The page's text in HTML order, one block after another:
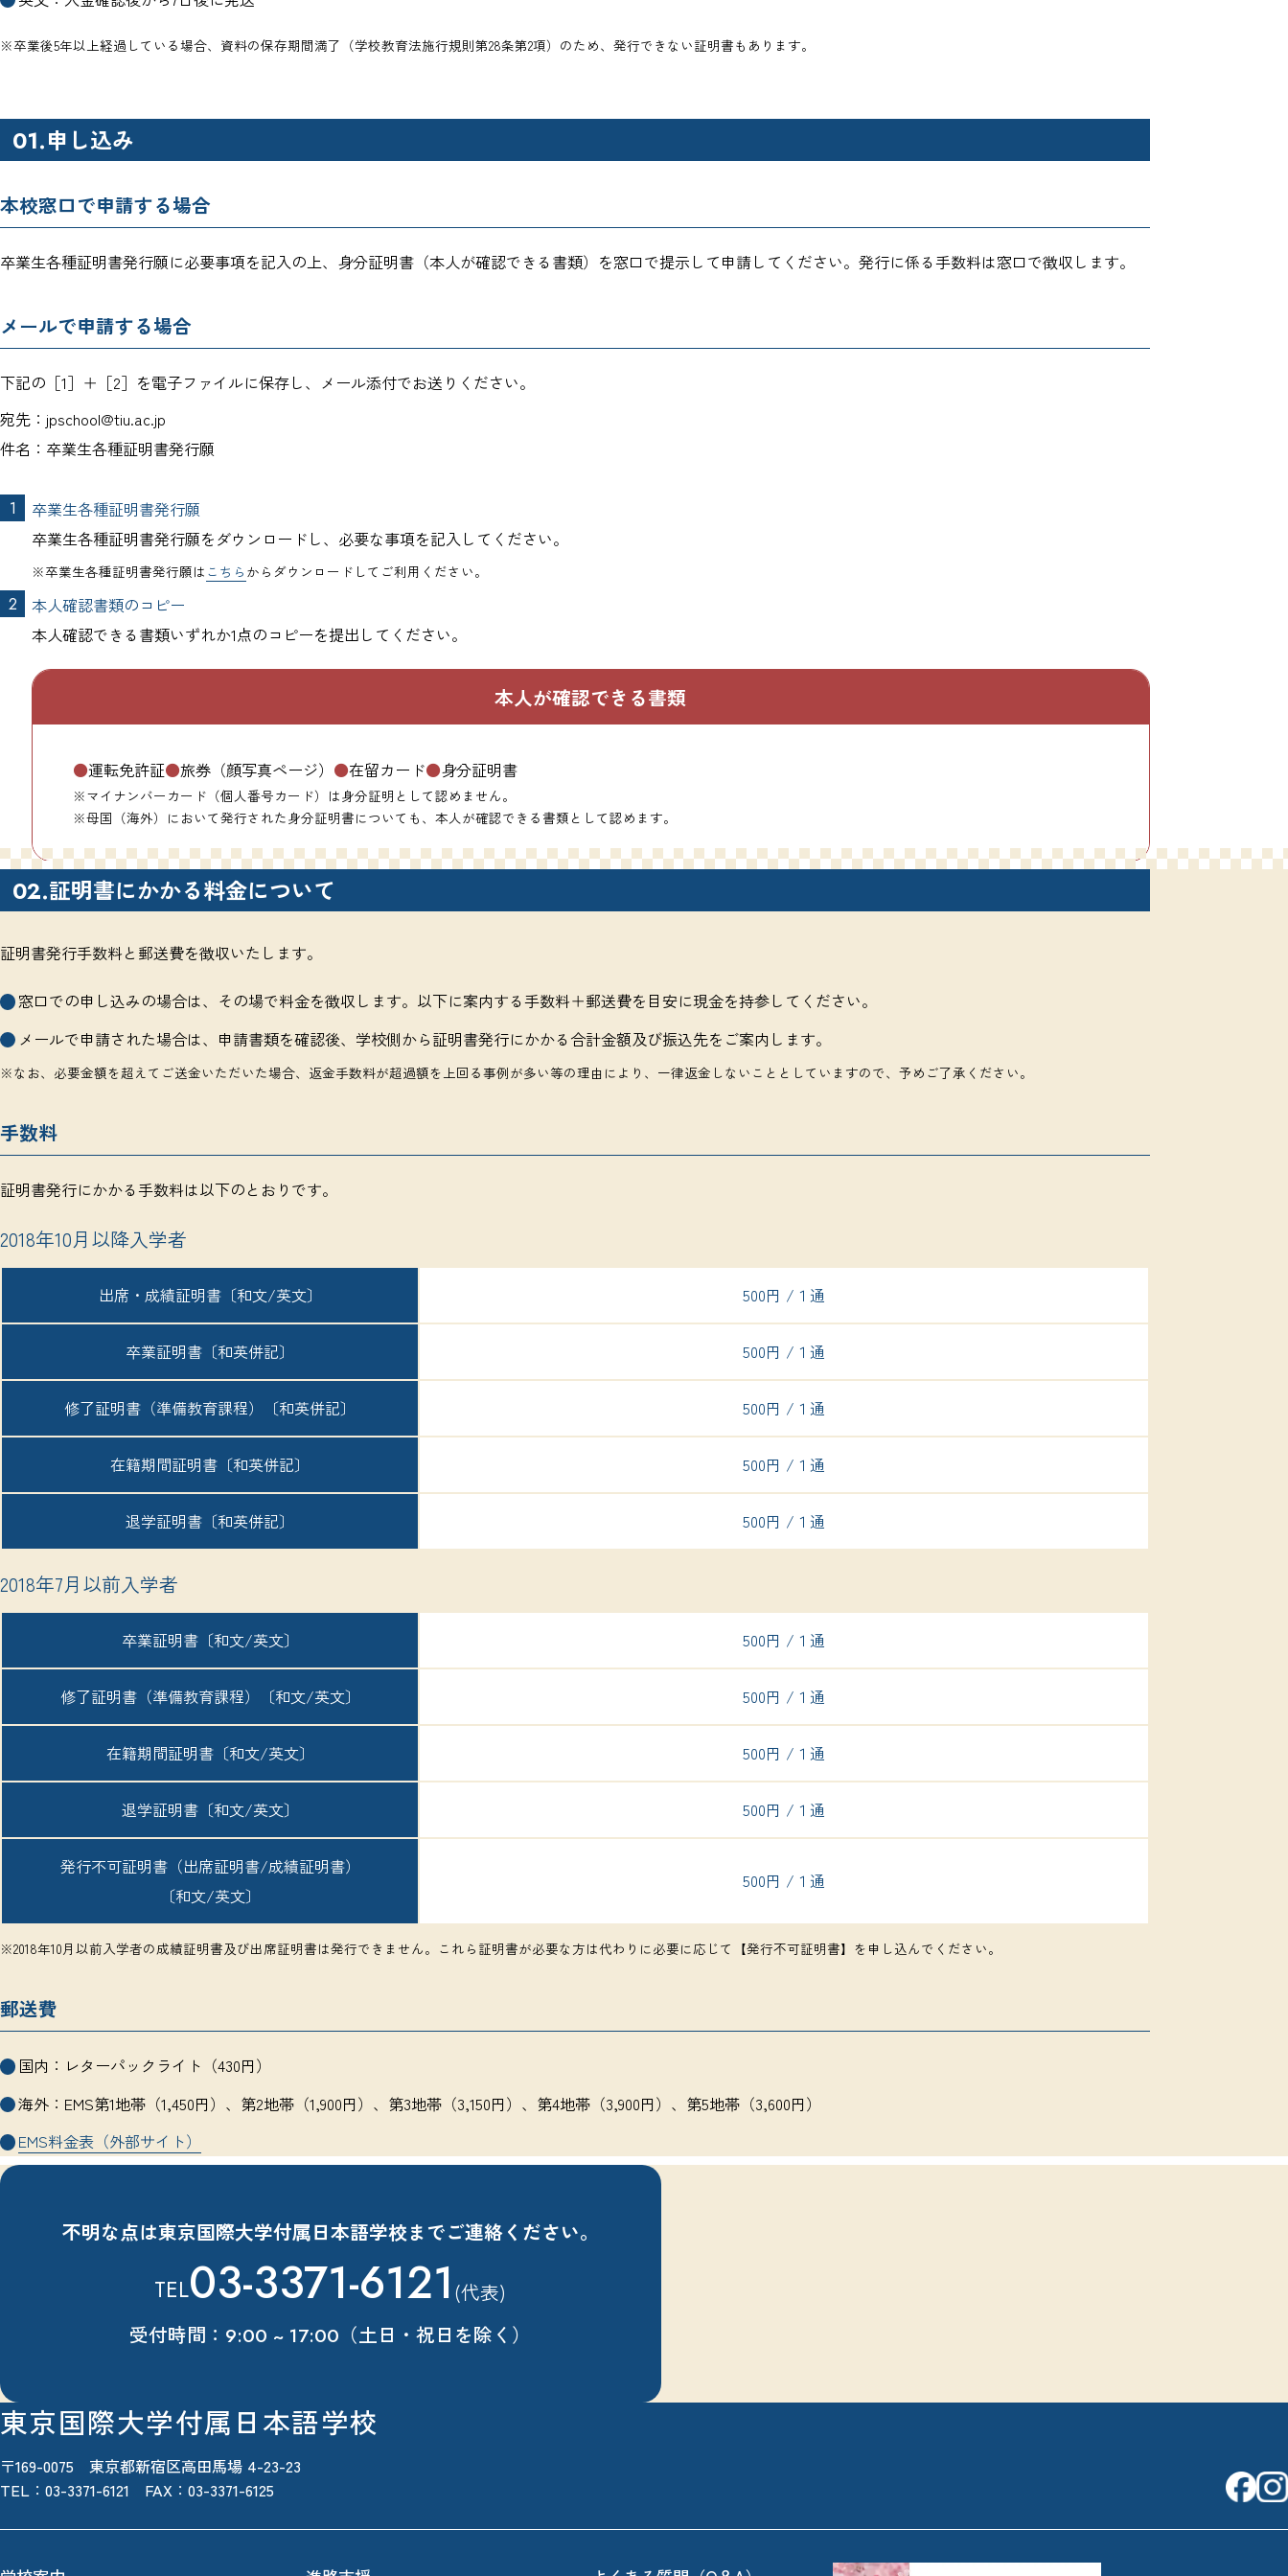
※卒業後5年以上経過している場合、資料の保存期間満了（学校教育法施行規則第28条第2項）のため、発行できない証明書もあります。
01.申し込み
本校窓口で申請する場合
卒業生各種証明書発行願に必要事項を記入の上、身分証明書（本人が確認できる書類）を窓口で提示して申請してください。発行に係る手数料は窓口で徴収します。
メールで申請する場合
下記の［1］＋［2］を電子ファイルに保存し、メール添付でお送りください。
宛先：jpschool@tiu.ac.jp
件名：卒業生各種証明書発行願
卒業生各種証明書発行願
卒業生各種証明書発行願をダウンロードし、必要な事項を記入してください。
※卒業生各種証明書発行願は こちら からダウンロードしてご利用ください。
本人確認書類のコピー
本人確認できる書類いずれか1点のコピーを提出してください。
本人が確認できる書類
●運転免許証●旅券（顔写真ページ） ●在留カード●身分証明書
※マイナンバーカード（個人番号カード）は身分証明として認めません。
※母国（海外）において発行された身分証明書についても、本人が確認できる書類として認めます。
02.証明書にかかる料金について
証明書発行手数料と郵送費を徴収いたします。
窓口での申し込みの場合は、その場で料金を徴収します。以下に案内する手数料＋郵送費を目安に現金を持参してください。
メールで申請された場合は、申請書類を確認後、学校側から証明書発行にかかる合計金額及び振込先をご案内します。
※なお、必要金額を超えてご送金いただいた場合、返金手数料が超過額を上回る事例が多い等の理由により、一律返金しないこととしていますので、予めご了承ください。
手数料
証明書発行にかかる手数料は以下のとおりです。
2018年10月以降入学者
出席・成績証明書〔和文/英文〕 500円 /１通
卒業証明書 〔和英併記〕 500円 /１通
修了証明書 （準備教育課程） 〔和英併記〕 500円 /１通
在籍期間証明書 〔和英併記〕 500円 /１通
退学証明書 〔和英併記〕 500円 /１通
2018年7月以前入学者
卒業証明書〔和文/英文〕 500円 /１通
修了証明書（準備教育課程） 〔和文/英文〕 500円 /１通
在籍期間証明書〔和文/英文〕 500円 /１通
退学証明書〔和文/英文〕 500円 /１通
発行不可証明書（出席証明書/成績証明書）
〔和文/英文〕
500円 /１通
※2018年10月以前入学者の成績証明書及び出席証明書は発行できません。これら証明書が必要な方は代わりに必要に応じて【発行不可証明書】を申し込んでください。
郵送費
国内：レターパックライト（430円）
海外：EMS第1地帯（1,450円）、第2地帯（1,900円）、第3地帯（3,150円）、第4地帯（3,900円）、第5地帯（3,600円）
EMS料金表（外部サイト）
不明な点は東京国際大学付属日本語学校までご連絡ください。
TEL03-3371-6121 (代表)
受付時間： 9:00 ~ 17:00 （土日・祝日を除く）
東京国際大学付属日本語学校
〒169-0075 東京都新宿区高田馬場 4-23-23
TEL： 03-3371-6121 FAX：03-3371-6125